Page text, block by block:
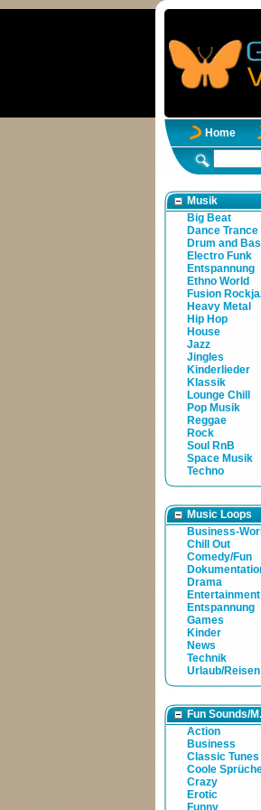
Home
Musik
Big Beat
Dance Trance
Drum and
Electro Funk
Entspannung
Ethno World
Fusion
Heavy Metal
Hip Hop
House
Jazz
Jingles
Kinderlieder
Klassik
Lounge Chill
Pop Musik
Reggae
Rock
Soul RnB
Space Musik
Techno
Music Loops
Business-
Chill Out
Comedy/Fun
Drama
Entertainment
Entspannung
Games
Kinder
News
Technik
Urlaub/Reisen
Fun Sounds/
Action
Business
Classic Tunes
Coole
Crazy
Erotic
Funny